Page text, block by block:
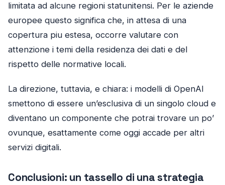
limitata ad alcune regioni statunitensi. Per le aziende
europee questo significa che, in attesa di una
copertura piu estesa, occorre valutare con
attenzione i temi della residenza dei dati e del
rispetto delle normative locali.
La direzione, tuttavia, e chiara: i modelli di OpenAI
smettono di essere un’esclusiva di un singolo cloud e
diventano un componente che potrai trovare un po’
ovunque, esattamente come oggi accade per altri
servizi digitali.
Conclusioni: un tassello di una strategia